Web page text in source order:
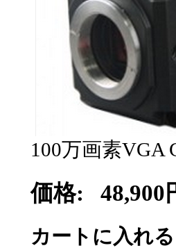
100万画素VGA
価格: 48,900
カートに入れ